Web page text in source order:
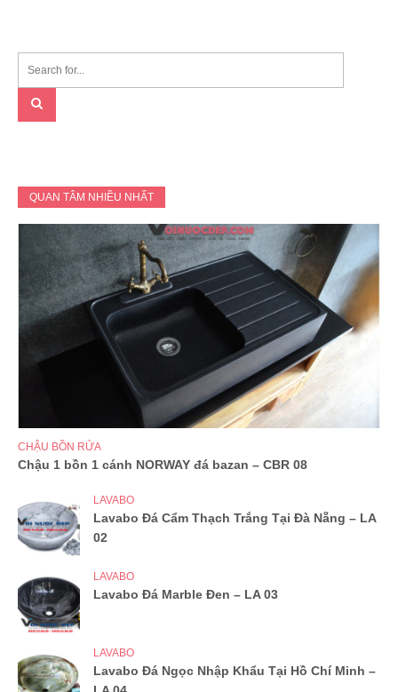
QUAN TÂM NHIỀU NHẤT
CHẬU BỒN RỬA
Chậu 1 bồn 1 cánh NORWAY đá bazan – CBR 08
LAVABO
Lavabo Đá Cẩm Thạch Trắng Tại Đà Nẵng – LA
02
LAVABO
Lavabo Đá Marble Đen – LA 03
LAVABO
Lavabo Đá Ngọc Nhập Khẩu Tại Hồ Chí Minh –